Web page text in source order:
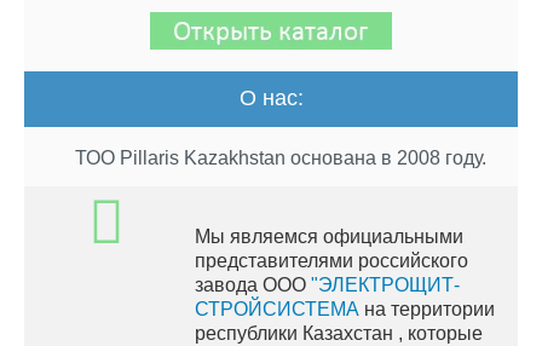
О нас:
ТОО Pillaris Kazakhstan основана в 2008 году.
Мы являемся официальными
представителями российского
завода ООО "ЭЛЕКТРОЩИТ-
СТРОЙСИСТЕМА на территории
республики Казахстан , которые